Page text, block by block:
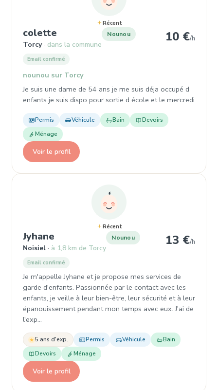
Récent
colette , Nounou à Torcy
Torcy dans la commune
Nounou 10 €/h
Email confirmé
nounou sur Torcy
Je suis une dame de 54 ans je me suis déja occupé d
enfants je suis dispo pour sortie d école et le mercredi
Permis Véhicule Bain
Devoirs
Ménage
Voir le profil
Récent
Jyhane , Nounou à Noisiel
Noisiel à 1,8 km de Torcy
Nounou 13 €/h
Email confirmé
Je m'appelle Jyhane et je propose mes services de
garde d'enfants. Passionnée par le contact avec les
enfants, je veille à leur bien-être, leur sécurité et à leur
épanouissement pendant mon temps avec eux. J'ai de
l'exp…
5 ans d'exp. Permis Véhicule
Bain
Devoirs
Ménage
Voir le profil